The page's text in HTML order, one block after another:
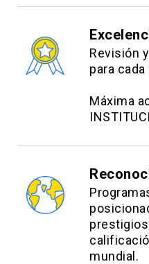
Revisión
para
Máxima
mundial.